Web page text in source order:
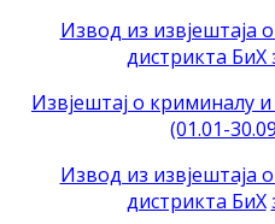
Извод из извјештаја
дистрикта БиХ
Извјештај о криминалу
(01.01-
Извод из извјештаја
дистрикта БиХ